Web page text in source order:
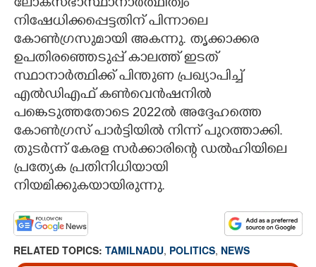
ലോക്‌സഭാസ്ഥാനാർത്ഥിത്വം
നിഷേധിക്കപ്പെട്ടതിന് പിന്നാലെ
കോൺഗ്രസുമായി അകന്നു. തൃക്കാക്കര
ഉപതിരഞ്ഞെടുപ്പ് കാലത്ത് ഇടത്
സ്ഥാനാർത്ഥിക്ക് പിന്തുണ പ്രഖ്യാപിച്ച്
എൽഡിഎഫ് കൺവെൻഷനിൽ
പങ്കെടുത്തതോടെ 2022ൽ അദ്ദേഹത്തെ
കോൺഗ്രസ് പാർട്ടിയിൽ നിന്ന് പുറത്താക്കി.
തുടർന്ന് കേരള സർക്കാരിന്റെ ഡൽഹിയിലെ
പ്രത്യേക പ്രതിനിധിയായി
നിയമിക്കുകയായിരുന്നു.
RELATED TOPICS: TAMILNADU, POLITICS, NEWS